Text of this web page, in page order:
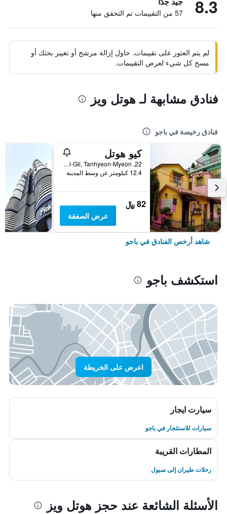
8.3 57 من التقييمات تم التحقق منها
لم يتم العثور على تقييمات. حاول إزالة مرشح أو تغيير بحثك أو
مسح كل شيء لعرض التقييمات.
فنادق مشابهة لـ هوتل ويز
فنادق رخيصة في باجو
كيو هوتل
22, Saemcheol-Gil, Tanhyeon-Myeon, باجو, كوريا الجنوبية
12.4 كيلومتر عن وسط المدينة
82 ﷼
عرض الصفقة
شاهد أرخص الفنادق في باجو
استكشف باجو
اعرض على الخريطة
سيارت ايجار
سيارات للاستئجار في باجو
المطارات القريبة
رحلات طيران إلى سيول
الأسئلة الشائعة عند حجز هوتل ويز